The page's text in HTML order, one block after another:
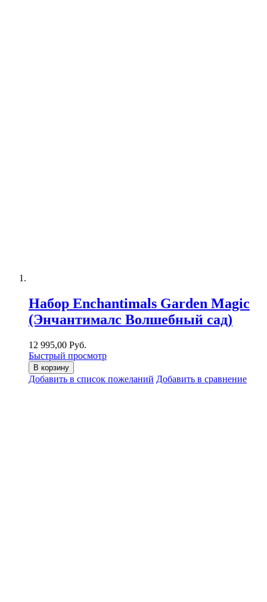
Набор Enchantimals Garden Magic
(Энчантималс Волшебный сад)
12 995,00 Руб.
Быстрый просмотр
В корзину
Добавить в список пожеланий Добавить в сравнение